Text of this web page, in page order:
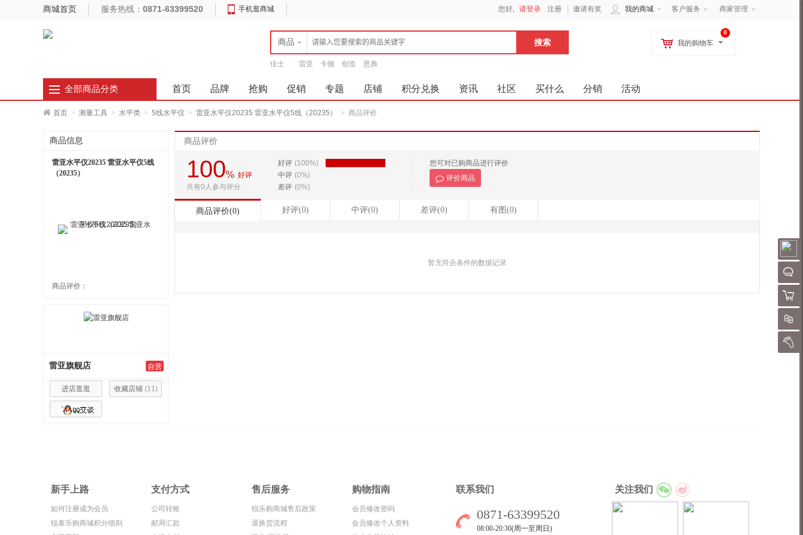
聊
购物
对
我的
商城首页 服务热线： 0871-63399520 手机逛商城 客户服务 商家管理
我的商城
您好, 请登录 注册 邀请有奖
商品
佳士 雷亚 卡顿 创造 恩典
0
我的购物车
全部商品分类 首页 品牌 抢购 促销 专题 店铺 积分兑换 资讯 社区 买什么 分销 活动
首页 > 测量工具 > 水平类 > 5线水平仪 > 雷亚水平仪20235 雷亚水平仪5线（20235） > 商品评价
商品评价
100% 好评
共有0人参与评分
好评 (100%)
中评 (0%)
差评 (0%)
您可对已购商品进行评价
评价商品
商品评价(0) 好评(0) 中评(0) 差评(0) 有图(0)
暂无符合条件的数据记录
商品信息
雷亚水平仪20235 雷亚水平仪5线
（20235）
商品评价：
雷亚旗舰店 自营
进店逛逛 收藏店铺 (11 )
新手上路
如何注册成为会员
锐泰乐购商城积分细则
支付方式
公司转账
邮局汇款
售后服务
锐乐购商城售后政策
退换货流程
购物指南
会员修改密码
会员修改个人资料
联系我们
0871-63399520
08:00-20:30(周一至周日)
关注我们